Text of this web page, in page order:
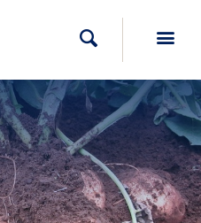
검색